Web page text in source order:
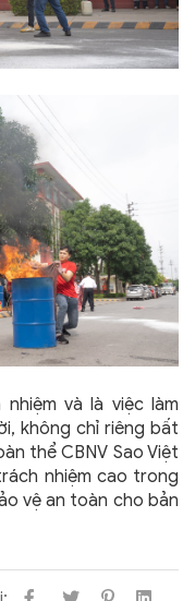
và là việc làm
không chỉ riêng bất
thể CBNV Sao Việt
nhiệm cao trong
vệ an toàn cho bản